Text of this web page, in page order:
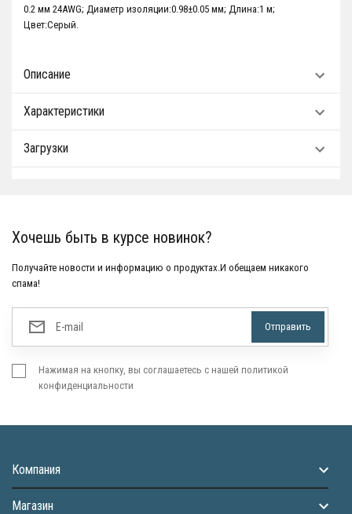
0.2 мм 24AWG; Диаметр изоляции:0.98±0.05 мм; Длина:1 м;
Цвет:Серый.
Описание
Характеристики
Загрузки
Хочешь быть в курсе новинок?
Получайте новости и информацию о продуктах.И обещаем никакого
спама!
Нажимая на кнопку, вы соглашаетесь с нашей политикой
конфиденциальности
Компания
Магазин